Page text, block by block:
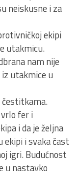
neiskusne i za
ekipi
utakmicu.
nam nije
utakmice u
čestitkama.
fer i
i da je željna
ekipi i svaka čast
igri. Budućnost
u nastavko